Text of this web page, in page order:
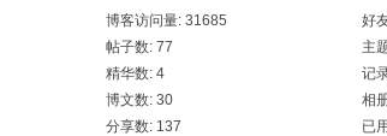
博客访问量: 31685
好
帖子数: 77
主
精华数: 4
记
博文数: 30
相
分享数: 137
已